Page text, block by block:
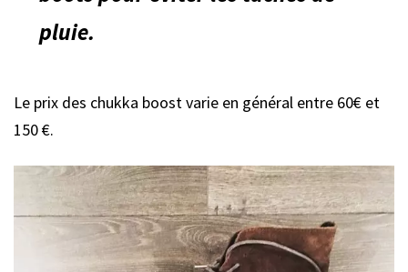
pluie.
Le prix des chukka boost varie en général entre 60€ et
150 €.